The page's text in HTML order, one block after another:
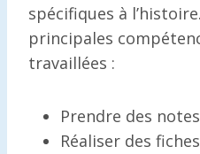
spécifiques à
principales
travaillées :
Prendre des
Réaliser des